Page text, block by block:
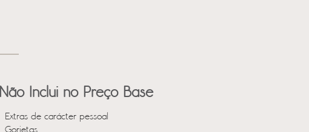
Não Inclui no Preço Base
Extras de carácter pessoal